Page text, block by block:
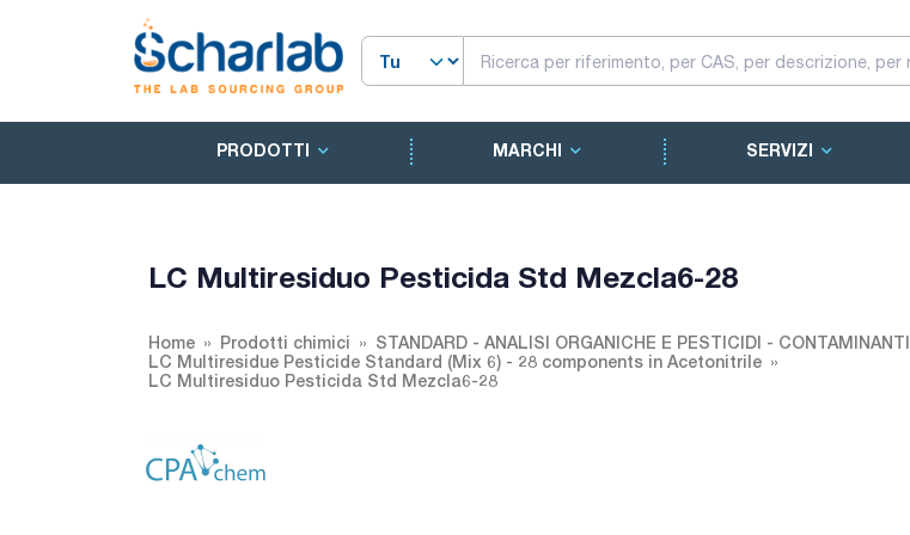
PRODOTTI MARCHI SERVIZI
LC Multiresiduo Pesticida Std Mezcla6-28
Home Prodotti chimici
STANDARD - ANALISI ORGANICHE E PESTICIDI - CONTAMINANTI
LC Multiresidue Pesticide Standard (Mix 6) - 28 components in Acetonitrile
LC Multiresiduo Pesticida Std Mezcla6-28